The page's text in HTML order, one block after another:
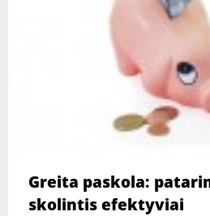
Greita paskola:
skolintis efektyviai